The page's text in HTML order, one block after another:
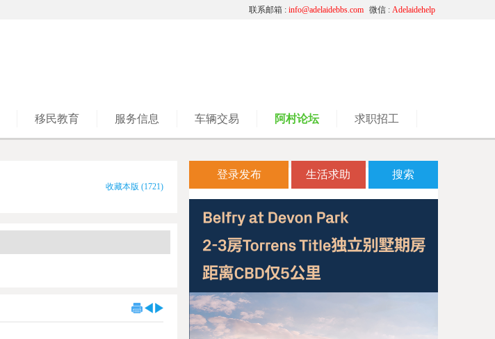
微信 : Adelaidehelp
联系邮箱 : info@adelaidebbs.com
移民教育 服务信息 车辆交易 阿村论坛 求职招工
收藏本版 (1721)
登录发布 生活求助 搜索